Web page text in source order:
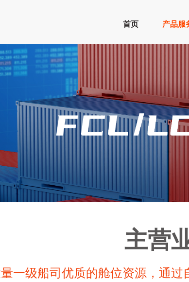
首页 产品服
主营
一级船司优质的舱位资源，通